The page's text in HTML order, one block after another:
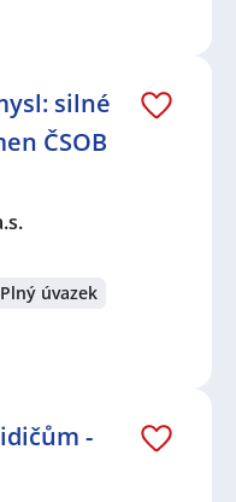
silné
ČSOB
Plný úvazek
-